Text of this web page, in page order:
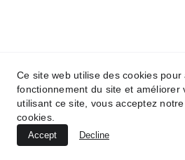
© 2025. All rights reserved
Ce site web utilise des cookies pour
fonctionnement du site et améliorer
utilisant ce site, vous acceptez
cookies.
Accept Decline